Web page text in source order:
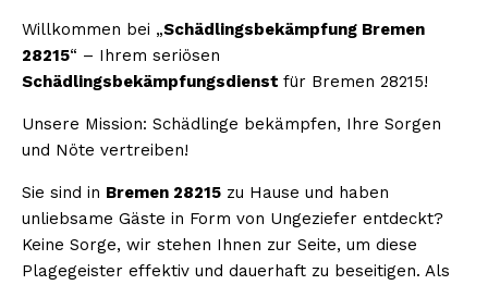
Willkommen bei „Schädlingsbekämpfung Bremen
28215“ – Ihrem seriösen
Schädlingsbekämpfungsdienst für Bremen 28215!
Unsere Mission: Schädlinge bekämpfen, Ihre Sorgen
und Nöte vertreiben!
Sie sind in Bremen 28215 zu Hause und haben
unliebsame Gäste in Form von Ungeziefer entdeckt?
Keine Sorge, wir stehen Ihnen zur Seite, um diese
Plagegeister effektiv und dauerhaft zu beseitigen. Als